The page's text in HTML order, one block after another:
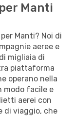
Manti
Manti? Noi di
aeree e
migliaia di
piattaforma
operano nella
modo facile e
aerei con
di viaggio, che